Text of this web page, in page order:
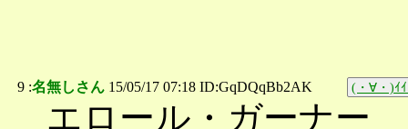
9 :名無しさん 15/05/17 07:18 ID:GqDQqBb2AK (・∀・)ｲ
エロール・ガーナー